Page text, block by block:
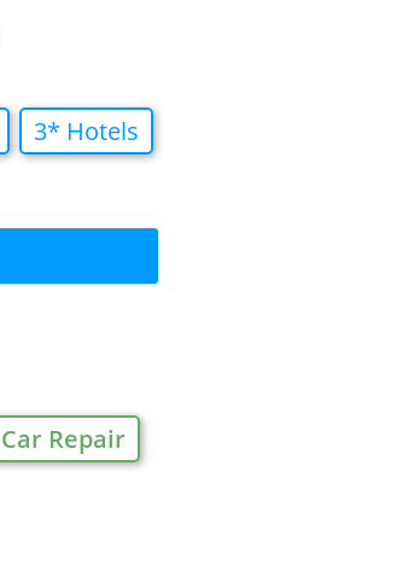
3* Hotels
Car Repair